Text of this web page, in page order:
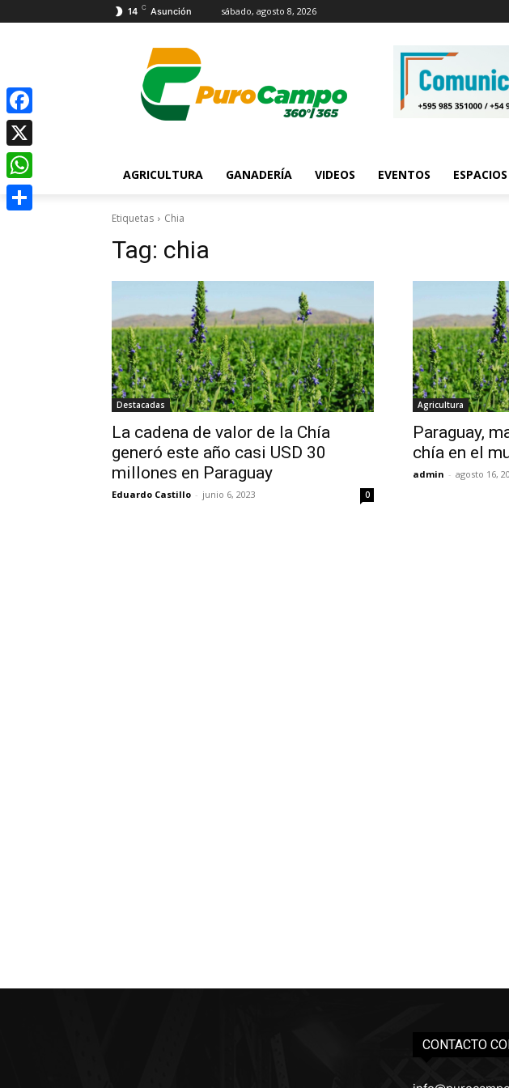
14 C Asunción sábado, agosto 8, 2026
AGRICULTURA GANADERÍA VIDEOS EVENTOS
Etiquetas Chia
Tag: chia
Destacadas
La cadena de valor de la Chía
generó este año casi USD 30
millones en Paraguay
Eduardo Castillo - junio 6, 2023 0
Agricultura
Paraguay,
chía en el
admin - agosto 16,
CONTACTO
Facebook
X
WhatsApp